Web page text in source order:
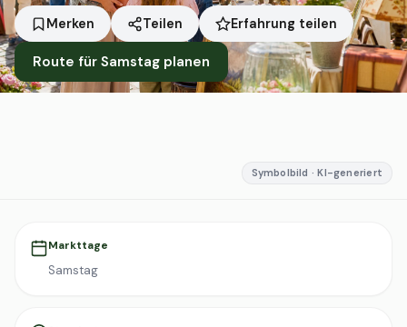
Merken Teilen Erfahrung teilen
Route für Samstag planen
Symbolbild · KI-generiert
Markttage
Samstag